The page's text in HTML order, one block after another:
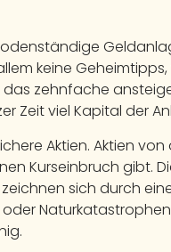
keine
zehnfache
Zeit viel Kapital der
Aktien. Aktien
Kurseinbruch gibt.
sich durch